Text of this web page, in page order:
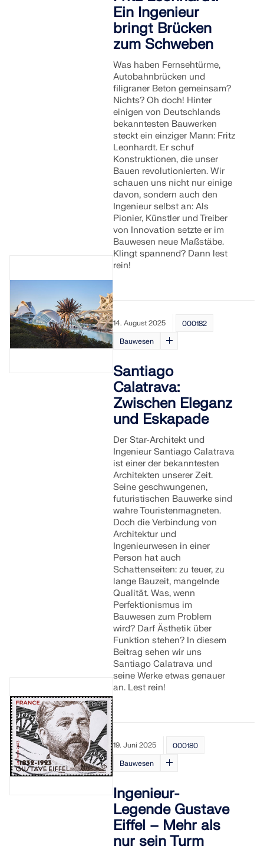
Ein Ingenieur
bringt Brücken
zum Schweben
Was haben Fernsehtürme,
Autobahnbrücken und
filigraner Beton gemeinsam?
Nichts? Oh doch! Hinter
einigen von Deutschlands
bekanntesten Bauwerken
steckt ein einziger Mann: Fritz
Leonhardt. Er schuf
Konstruktionen, die unser
Bauen revolutionierten. Wir
schauen uns nicht nur einige
davon, sondern auch den
Ingenieur selbst an: Als
Pionier, Künstler und Treiber
von Innovation setzte er im
Bauwesen neue Maßstäbe.
Klingt spannend? Dann lest
rein!
14. August 2025
000182
Bauwesen
Santiago
Calatrava:
Zwischen Eleganz
und Eskapade
Der Star-Architekt und
Ingenieur Santiago Calatrava
ist einer der bekanntesten
Architekten unserer Zeit.
Seine geschwungenen,
futuristischen Bauwerke sind
wahre Touristenmagneten.
Doch die Verbindung von
Architektur und
Ingenieurwesen in einer
Person hat auch
Schattenseiten: zu teuer, zu
lange Bauzeit, mangelnde
Qualität. Was, wenn
Perfektionismus im
Bauwesen zum Problem
wird? Darf Ästhetik über
Funktion stehen? In diesem
Beitrag sehen wir uns
Santiago Calatrava und
seine Werke etwas genauer
an. Lest rein!
19. Juni 2025
000180
Bauwesen
Ingenieur-
Legende Gustave
Eiffel – Mehr als
nur sein Turm